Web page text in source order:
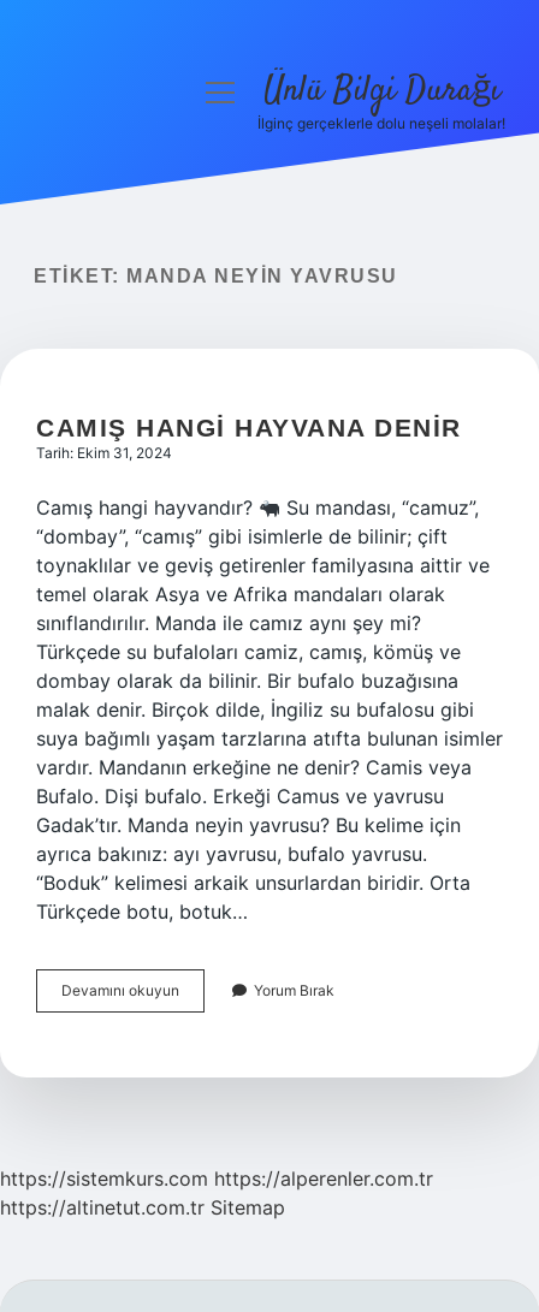
Yasal Uyarı
menüyüÜnlü Bilgi Durağı
İlginç gerçeklerle dolu neşeli molalar!
ETIKET: MANDA NEYIN YAVRUSU
CAMIŞ HANGI HAYVANA DENIR
Tarih: Ekim 31, 2024
Camış hangi hayvandır?
Su mandası, “camuz”,
“dombay”, “camış” gibi isimlerle de bilinir; çift
toynaklılar ve geviş getirenler familyasına aittir ve
temel olarak Asya ve Afrika mandaları olarak
sınıflandırılır. Manda ile camız aynı şey mi?
Türkçede su bufaloları camiz, camış, kömüş ve
dombay olarak da bilinir. Bir bufalo buzağısına
malak denir. Birçok dilde, İngiliz su bufalosu gibi
suya bağımlı yaşam tarzlarına atıfta bulunan isimler
vardır. Mandanın erkeğine ne denir? Camis veya
Bufalo. Dişi bufalo. Erkeği Camus ve yavrusu
Gadak’tır. Manda neyin yavrusu? Bu kelime için
ayrıca bakınız: ayı yavrusu, bufalo yavrusu.
“Boduk” kelimesi arkaik unsurlardan biridir. Orta
Türkçede botu, botuk…
Devamını okuyun
Hangi
Yorum Bırak
https://sistemkurs.com https://alperenler.com.tr
https://altinetut.com.tr Sitemap